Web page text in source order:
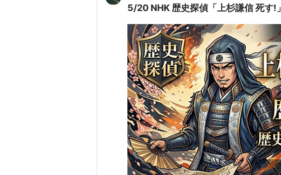
5/20 NHK 歴史探偵「上杉謙信 死す!」